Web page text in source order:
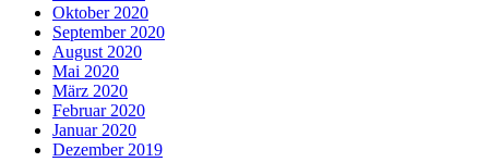
Oktober 2020
September 2020
August 2020
Mai 2020
März 2020
Februar 2020
Januar 2020
Dezember 2019